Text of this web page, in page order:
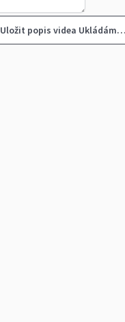
Uložit popis videa